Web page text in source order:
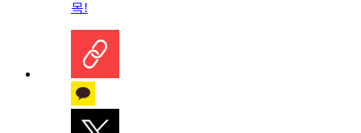
목!